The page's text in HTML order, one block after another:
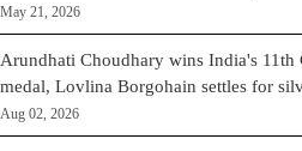
May 21, 2026
Arundhati Choudhary wins India's 11th
medal, Lovlina Borgohain settles for
Aug 02, 2026